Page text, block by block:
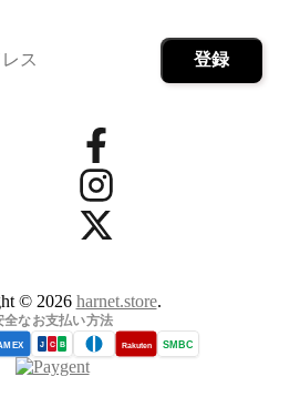
© 2026 harnet.store.
全なお支払い方法
J C B Rakuten SMBC